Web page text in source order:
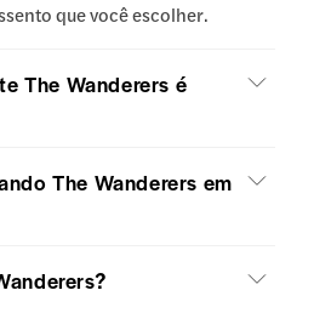
que você escolher.
The Wanderers é
The Wanderers em